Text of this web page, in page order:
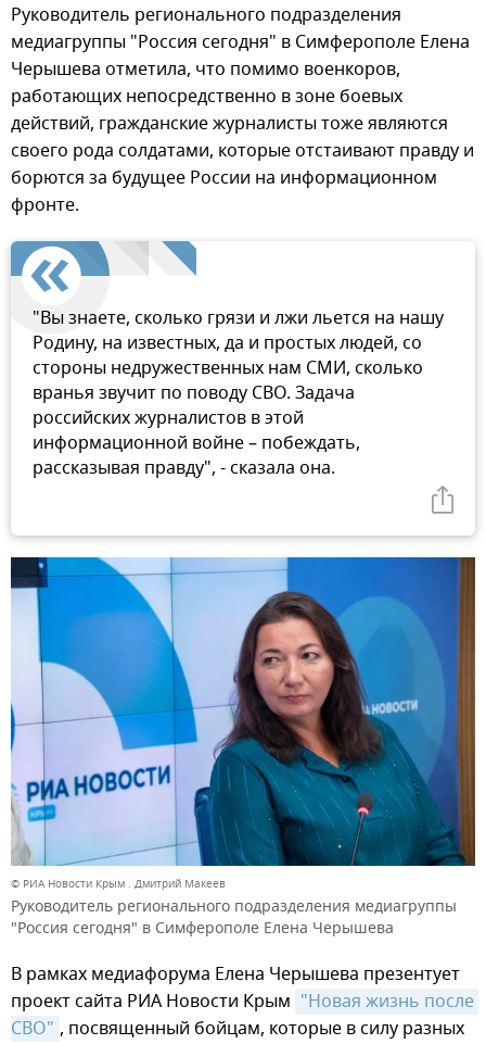
Руководитель регионального подразделения
медиагруппы "Россия сегодня" в Симферополе Елена
Черышева отметила, что помимо военкоров,
работающих непосредственно в зоне боевых
действий, гражданские журналисты тоже являются
своего рода солдатами, которые отстаивают правду и
борются за будущее России на информационном
фронте.
"Вы знаете, сколько грязи и лжи льется на нашу
Родину, на известных, да и простых людей, со
стороны недружественных нам СМИ, сколько
вранья звучит по поводу СВО. Задача
российских журналистов в этой
информационной войне – побеждать,
рассказывая правду", - сказала она.
© РИА Новости Крым . Дмитрий Макеев
Руководитель регионального подразделения медиагруппы
"Россия сегодня" в Симферополе Елена Черышева
В рамках медиафорума Елена Черышева презентует
проект сайта РИА Новости Крым "Новая жизнь после
СВО" , посвященный бойцам, которые в силу разных